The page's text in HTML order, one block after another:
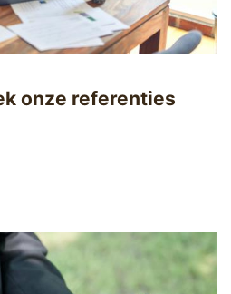
onze referenties